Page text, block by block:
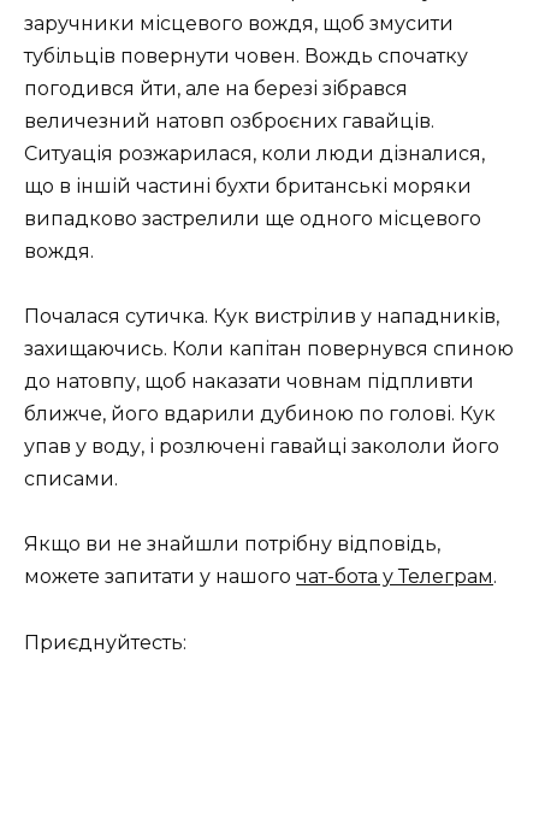
заручники місцевого вождя, щоб змусити
тубільців повернути човен. Вождь спочатку
погодився йти, але на березі зібрався
величезний натовп озброєних гавайців.
Ситуація розжарилася, коли люди дізналися,
що в іншій частині бухти британські моряки
випадково застрелили ще одного місцевого
вождя.
Почалася сутичка. Кук вистрілив у нападників,
захищаючись. Коли капітан повернувся спиною
до натовпу, щоб наказати човнам підпливти
ближче, його вдарили дубиною по голові. Кук
упав у воду, і розлючені гавайці закололи його
списами.
Якщо ви не знайшли потрібну відповідь,
можете запитати у нашого чат-бота у Телеграм.
Приєднуйтесть: